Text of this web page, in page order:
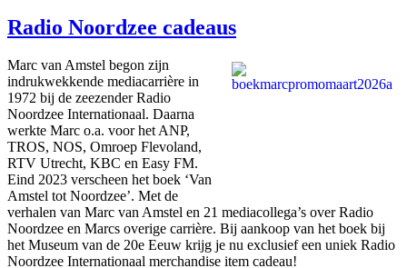
Radio Noordzee cadeaus
Marc van Amstel begon zijn
indrukwekkende mediacarrière in
1972 bij de zeezender Radio
Noordzee Internationaal. Daarna
werkte Marc o.a. voor het ANP,
TROS, NOS, Omroep Flevoland,
RTV Utrecht, KBC en Easy FM.
Eind 2023 verscheen het boek ‘Van
Amstel tot Noordzee’. Met de
verhalen van Marc van Amstel en 21 mediacollega’s over Radio
Noordzee en Marcs overige carrière. Bij aankoop van het boek bij
het Museum van de 20e Eeuw krijg je nu exclusief een uniek Radio
Noordzee Internationaal merchandise item cadeau!